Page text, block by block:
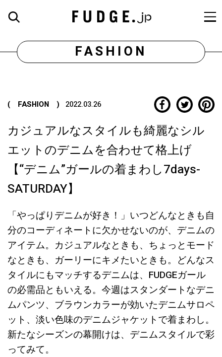
FASHION
( FASHION ) 2022.03.26
カジュアルなスタイルも綺麗なシル
エットのデニムを合わせて格上げ
【“デニム”ガールの着まわし7days-
SATURDAY】
「やっぱりデニムが好き！」いつどんなときも自
分のコーディネートに欠かせないのが、デニムの
アイテム。カジュアルなときも、ちょっとモード
なときも、ガーリーにキメたいときも。どんなス
タイルにもマッチするデニムは、FUDGEガール
の必需品ともいえる。今週はスタンダートなデニ
ムパンツ、ブラウンカラーが効いたデニムサロペ
ット、淡い色味のデニムジャケットで着まわし。
新たなシーズンの幕開けは、デニムスタイルで彩
ってみて。